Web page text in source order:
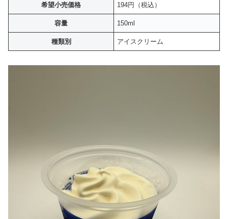
希望小売価格 194円（税込）
容量 150ml
種類別 アイスクリーム